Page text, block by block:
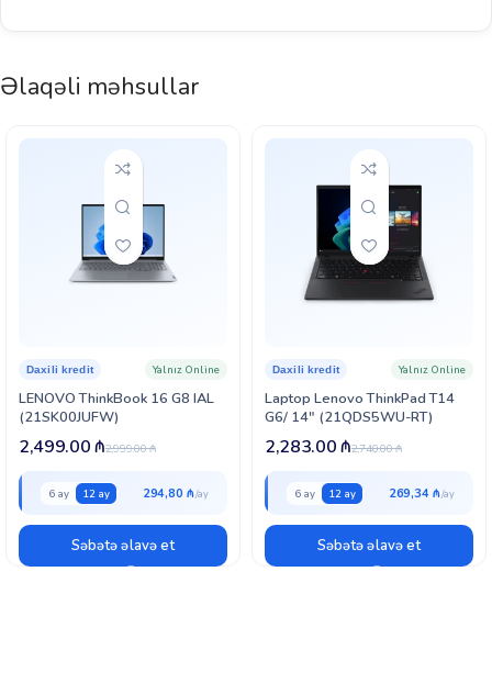
Əlaqəli məhsullar
LENOVO ThinkBook 16 G8 IAL
(21SK00JUFW)
Daxili kredit Yalnız Online
2,999.00₼
2,499.00₼
6 ay 12 ay 294,80 ₼
Səbətə əlavə et
Laptop Lenovo ThinkPad T14
G6/ 14″ (21QDS5WU-RT)
Daxili kredit Yalnız Online
2,740.00₼
2,283.00₼
6 ay 12 ay 269,34 ₼
Səbətə əlavə et